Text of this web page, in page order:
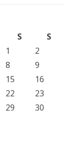
S
S
1
2
8
9
15
16
22
23
29
30